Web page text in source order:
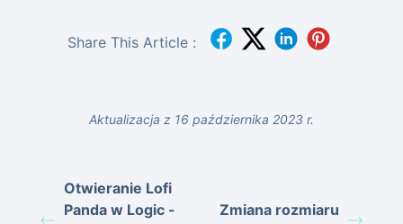
Share This Article :
Aktualizacja z 16 października 2023 r.
Otwieranie Lofi
Panda w Logic -
Zmiana rozmiaru